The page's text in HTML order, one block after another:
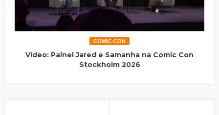
COMIC-CON
Vídeo: Painel Jared e Samanha na Comic Con
Stockholm 2026